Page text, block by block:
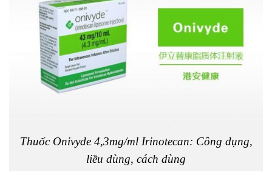
Thuốc Onivyde 4,3mg/ml Irinotecan: Công dụng,
liều dùng, cách dùng